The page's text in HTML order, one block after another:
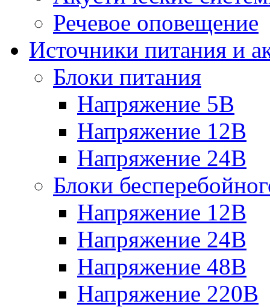
Речевое оповещение
Источники питания и
Блоки питания
Напряжение 5В
Напряжение 12В
Напряжение 24В
Блоки
Напряжение 12В
Напряжение 24В
Напряжение 48В
Напряжение 220В